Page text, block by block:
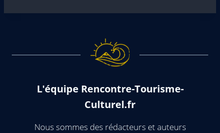
L'équipe Rencontre-Tourisme-
Culturel.fr
Nous sommes des rédacteurs et auteurs